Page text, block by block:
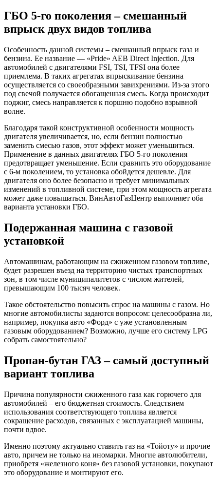
ГБО 5-го поколения – смешанный
впрыск двух видов топлива
Особенность данной системы – смешанный впрыск газа и
бензина. Ее название — «Pride» AEB Direct Injection. Для
автомобилей с двигателями FSI, TSI, TFSI она более
приемлема. В таких агрегатах впрыскивание бензина
осуществляется со своеобразными завихрениями. Из-за этого
под свечой получается обогащенная смесь. Когда происходит
поджиг, смесь направляется к поршню подобно взрывной
волне.
Благодаря такой конструктивной особенности мощность
двигателя увеличивается, но, если бензин полностью
заменить смесью газов, этот эффект может уменьшиться.
Применение в данных двигателях ГБО 5-го поколения
предотвращает уменьшение. Если сравнить это оборудование
с 6-м поколением, то установка обойдется дешевле. Для
двигателя оно более безопасно и требует минимальных
изменений в топливной системе, при этом мощность агрегата
может даже повышаться. ВинАвтоГазЦентр выполняет оба
варианта установки ГБО.
Подержанная машина с газовой
установкой
Автомашинам, работающим на сжиженном газовом топливе,
будет разрешен въезд на территорию чистых транспортных
зон, в том числе муниципалитетов с числом жителей,
превышающим 100 тысяч человек.
Такое обстоятельство повысить спрос на машины с газом. Но
многие автомобилисты задаются вопросом: целесообразна ли,
например, покупка авто «Форд» с уже установленным
газовым оборудованием? Возможно, лучше его систему LPG
собрать самостоятельно?
Пропан-бутан ГАЗ – самый доступный
вариант топлива
Причина популярности сжиженного газа как горючего для
автомобилей – его бюджетная стоимость. Следствием
использования соответствующего топлива является
сокращение расходов, связанных с эксплуатацией машины,
почти вдвое.
Именно поэтому актуально ставить газ на «Тойоту» и прочие
авто, причем не только на иномарки. Многие автолюбители,
приобретя «железного коня» без газовой установки, покупают
это оборудование и монтируют его.